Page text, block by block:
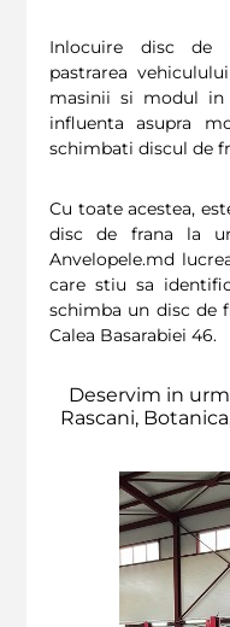
Inlocuire disc de
pastrarea
masinii si modul
influenta asupra
schimbati discul de
Cu toate acestea,
disc de frana la
Anvelopele.md
care stiu sa
schimba un disc de
Calea Basarabiei 46.
Deservim in
Rascani,